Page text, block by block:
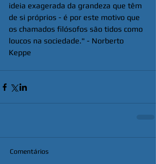
ideia exagerada da grandeza que têm
de si próprios - é por este motivo que
os chamados filósofos são tidos como
loucos na sociedade." - Norberto
Keppe
Comentários